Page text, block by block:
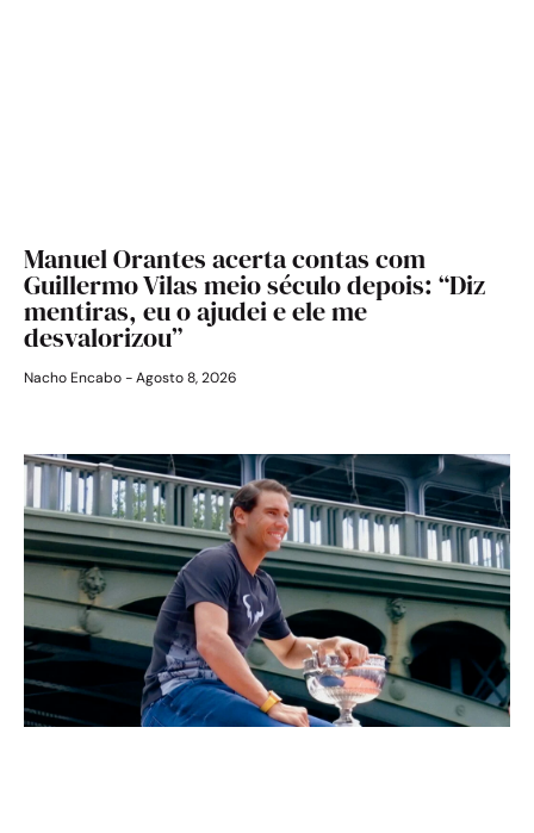
Manuel Orantes acerta contas com
Guillermo Vilas meio século depois: “Diz
mentiras, eu o ajudei e ele me
desvalorizou”
Nacho Encabo Agosto 8, 2026